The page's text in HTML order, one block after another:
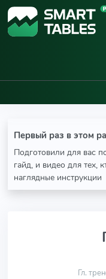
Первый раз в этом
Подготовили для вас
гайд, и видео для тех,
наглядные инструкции
Гл.